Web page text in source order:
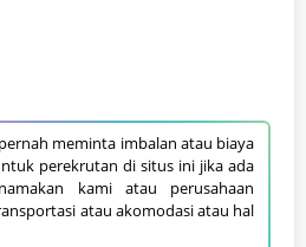
meminta imbalan atau biaya
perekrutan di situs ini jika ada
kami atau perusahaan
atau akomodasi atau hal